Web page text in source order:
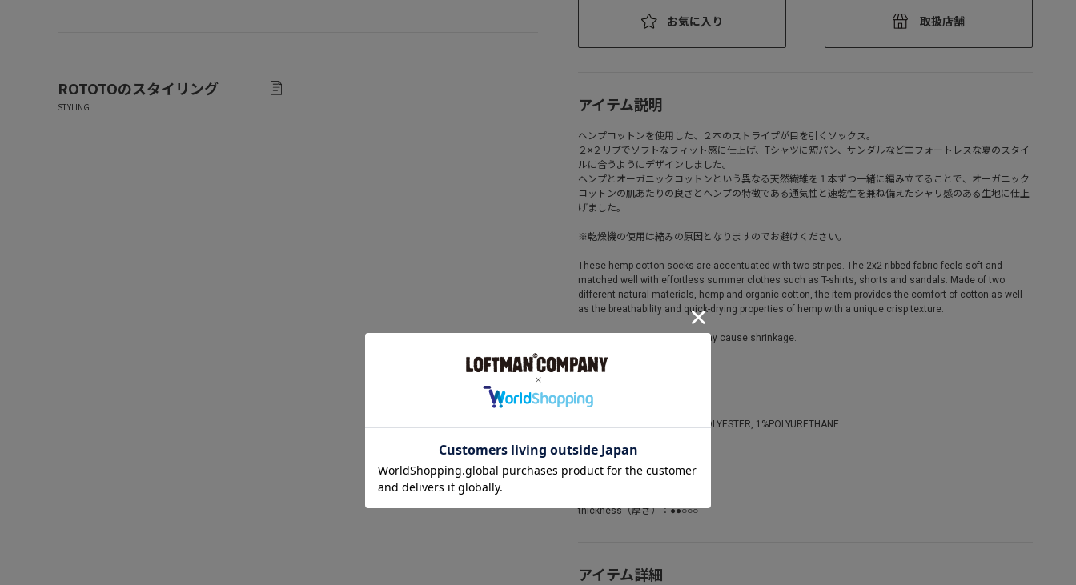
ROTOTOのスタイリング
お気に入り 取扱店舗
アイテム説明
ヘンプコットンを使用した、２本のストライプが目を引くソックス。
２×２リブでソフトなフィット感に仕上げ、Tシャツに短パン、サンダルなどエフォートレスな夏のスタイ
ルに合うようにデザインしました。
ヘンプとオーガニックコットンという異なる天然繊維を１本ずつ一緒に編み立てることで、オーガニック
コットンの肌あたりの良さとヘンプの特徴である通気性と速乾性を兼ね備えたシャリ感のある生地に仕上
げました。
※乾燥機の使用は縮みの原因となりますのでお避けください。
These hemp cotton socks are accentuated with two stripes. The 2x2 ribbed fabric feels soft and
matched well with effortless summer clothes such as T-shirts, shorts and sandals. Made of two
different natural materials, hemp and organic cotton, the item provides the comfort of cotton as well
as the breathability and quick-drying properties of hemp with a unique crisp texture.
* Avoid tumble drying, as it may cause shrinkage.
ITEM NUMBER
MATERIAL
51%COTTON, 39%HEMP, 9%POLYESTER, 1%POLYURETHANE
COUNTRY OF ORIGIN
Japan
thickness（厚さ）：●●○○○
アイテム詳細